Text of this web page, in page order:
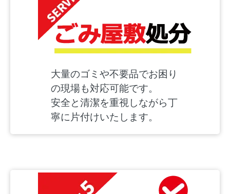
大量のゴミや不要品でお困り
の現場も対応可能です。
安全と清潔を重視しながら丁
寧に片付けいたします。